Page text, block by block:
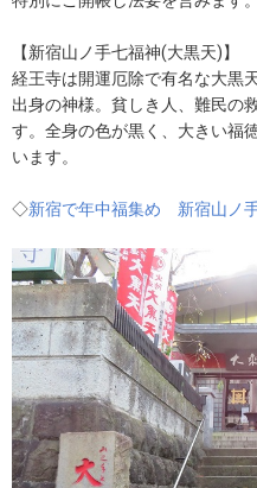
【新宿山ノ手七福神(大黒天)】
経王寺は開運厄除で有名な大黒
出身の神様。貧しき人、難民の
す。全身の色が黒く、大きい福
います。
◇新宿で年中福集め 新宿山ノ